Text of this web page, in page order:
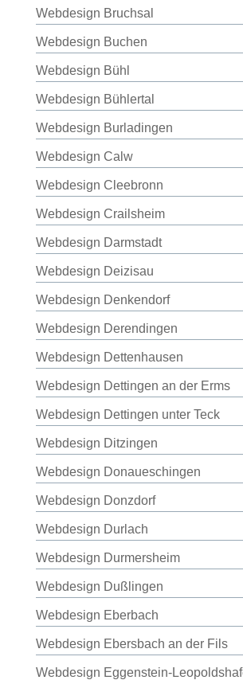
Webdesign Bruchsal
Webdesign Buchen
Webdesign Bühl
Webdesign Bühlertal
Webdesign Burladingen
Webdesign Calw
Webdesign Cleebronn
Webdesign Crailsheim
Webdesign Darmstadt
Webdesign Deizisau
Webdesign Denkendorf
Webdesign Derendingen
Webdesign Dettenhausen
Webdesign Dettingen an der Erms
Webdesign Dettingen unter Teck
Webdesign Ditzingen
Webdesign Donaueschingen
Webdesign Donzdorf
Webdesign Durlach
Webdesign Durmersheim
Webdesign Dußlingen
Webdesign Eberbach
Webdesign Ebersbach an der Fils
Webdesign Eggenstein-